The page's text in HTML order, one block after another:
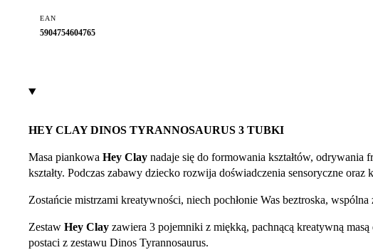
EAN
5904754604765
HEY CLAY DINOS TYRANNOSAURUS 3 TUBKI
Masa piankowa Hey Clay nadaje się do formowania kształtów,
kształty. Podczas zabawy dziecko rozwija doświadczenia sensoryczne
Zostańcie mistrzami kreatywności, niech pochłonie Was beztroska, wspólna
Zestaw Hey Clay zawiera 3 pojemniki z miękką, pachnącą kreatywną
postaci z zestawu Dinos Tyrannosaurus.